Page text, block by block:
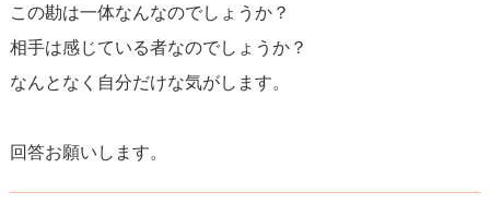
この勘は一体なんなのでしょうか？
相手は感じている者なのでしょうか？
なんとなく自分だけな気がします。
回答お願いします。